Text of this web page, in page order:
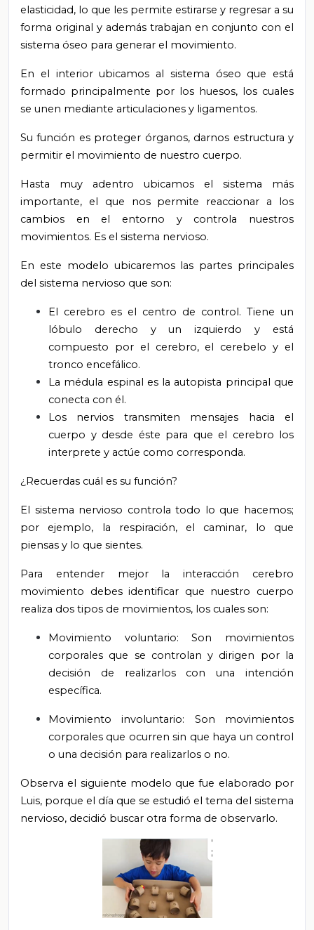
elasticidad, lo que les permite estirarse y regresar a su
forma original y además trabajan en conjunto con el
sistema óseo para generar el movimiento.
En el interior ubicamos al sistema óseo que está
formado principalmente por los huesos, los cuales
se unen mediante articulaciones y ligamentos.
Su función es proteger órganos, darnos estructura y
permitir el movimiento de nuestro cuerpo.
Hasta muy adentro ubicamos el sistema más
importante, el que nos permite reaccionar a los
cambios en el entorno y controla nuestros
movimientos. Es el sistema nervioso.
En este modelo ubicaremos las partes principales
del sistema nervioso que son:
El cerebro es el centro de control. Tiene un
lóbulo derecho y un izquierdo y está
compuesto por el cerebro, el cerebelo y el
tronco encefálico.
La médula espinal es la autopista principal que
conecta con él.
Los nervios transmiten mensajes hacia el
cuerpo y desde éste para que el cerebro los
interprete y actúe como corresponda.
¿Recuerdas cuál es su función?
El sistema nervioso controla todo lo que hacemos;
por ejemplo, la respiración, el caminar, lo que
piensas y lo que sientes.
Para entender mejor la interacción cerebro
movimiento debes identificar que nuestro cuerpo
realiza dos tipos de movimientos, los cuales son:
Movimiento voluntario: Son movimientos
corporales que se controlan y dirigen por la
decisión de realizarlos con una intención
específica.
Movimiento involuntario: Son movimientos
corporales que ocurren sin que haya un control
o una decisión para realizarlos o no.
Observa el siguiente modelo que fue elaborado por
Luis, porque el día que se estudió el tema del sistema
nervioso, decidió buscar otra forma de observarlo.